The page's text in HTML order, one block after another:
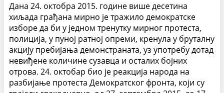
Дана 24. октобра 2015. године више десетина
хиљада грађана мирно је тражило демократске
изборе да би у једном тренутку мирног протеста,
полиција, у пуној ратној опреми, кренула у бруталну
акцију пребијања демонстраната, уз употребу дотад
невиђене количине сузавца и осталих бојних
отрова. 24. октобар био је реакција народа на
разбијање протеста Демократског фронта, који су